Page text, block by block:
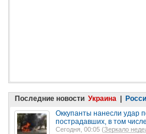
Последние новости Украина
Оккупанты нанесли удар
пострадавших, в том
Сегодня, 00:05 (Зеркало